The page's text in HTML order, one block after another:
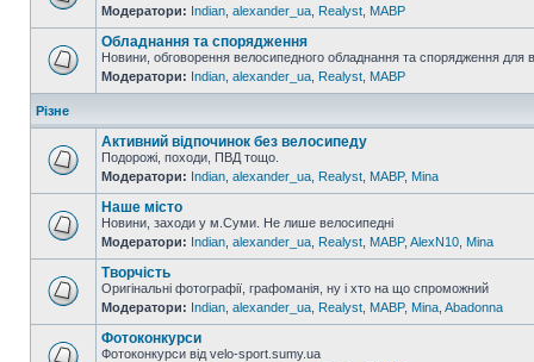
Модератори: Indian alexander_ua Realyst MABP
Обладнання та спорядження
Новини, обговорення велосипедного обладнання та спорядження для
Модератори: Indian alexander_ua Realyst MABP
Різне
Активний відпочинок без велосипеду
Подорожі, походи, ПВД тощо.
Модератори: Indian alexander_ua Realyst MABP, Mina
Наше місто
Новини, заходи у м.Суми. Не лише велосипедні
Модератори: Indian alexander_ua Realyst MABP, AlexN10 Mina
Творчість
Оригінальні фотографії, графоманія, ну і хто на що спроможний
Модератори: Indian alexander_ua Realyst MABP, Mina Abadonna
Фотоконкурси
Фотоконкурси від velo-sport.sumy.ua